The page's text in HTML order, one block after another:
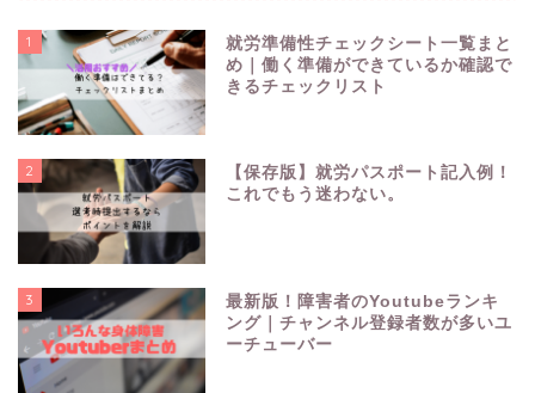
1
就労準備性チェックシート一覧まと
め｜働く準備ができているか確認で
きるチェックリスト
2
【保存版】就労パスポート記入例！
これでもう迷わない。
3
最新版！障害者のYoutubeランキ
ング｜チャンネル登録者数が多いユ
ーチューバー
障害を理解する